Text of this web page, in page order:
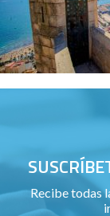
Recibe todas